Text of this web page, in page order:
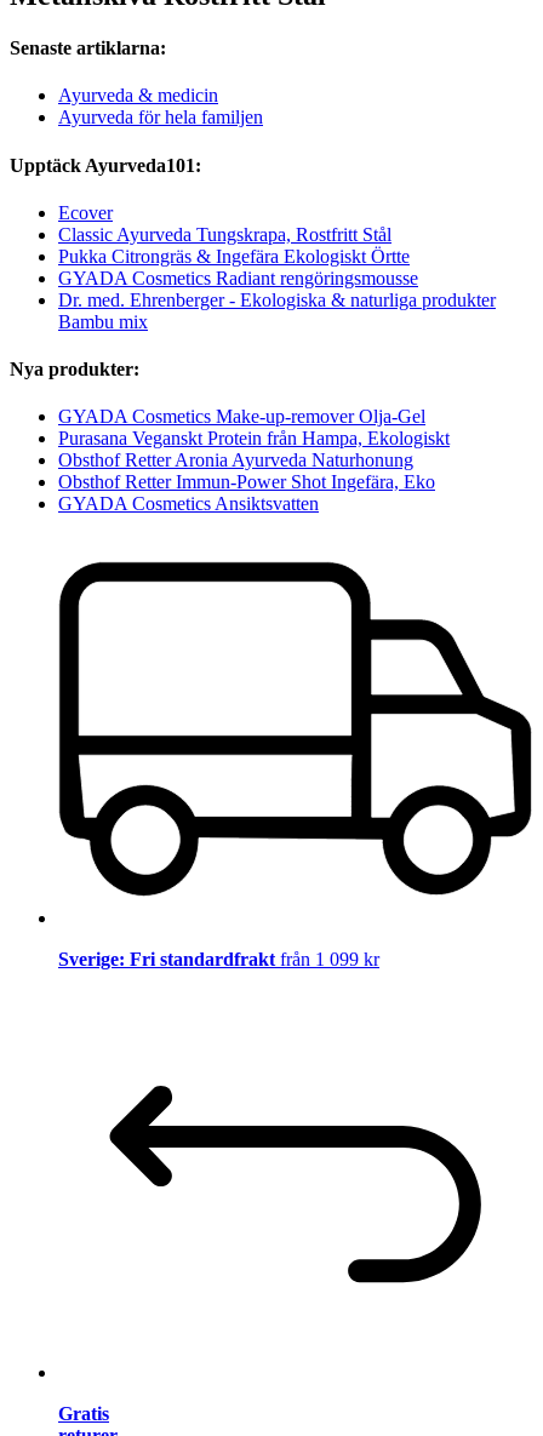
Senaste artiklarna:
Ayurveda & medicin
Ayurveda för hela familjen
Upptäck Ayurveda101:
Ecover
Classic Ayurveda Tungskrapa, Rostfritt Stål
Pukka Citrongräs & Ingefära Ekologiskt Örtte
GYADA Cosmetics Radiant rengöringsmousse
Dr. med. Ehrenberger - Ekologiska & naturliga produkter
Bambu mix
Nya produkter:
GYADA Cosmetics Make-up-remover Olja-Gel
Purasana Veganskt Protein från Hampa, Ekologiskt
Obsthof Retter Aronia Ayurveda Naturhonung
Obsthof Retter Immun-Power Shot Ingefära, Eko
GYADA Cosmetics Ansiktsvatten
Sverige: Fri standardfrakt från 1 099 kr
Gratis